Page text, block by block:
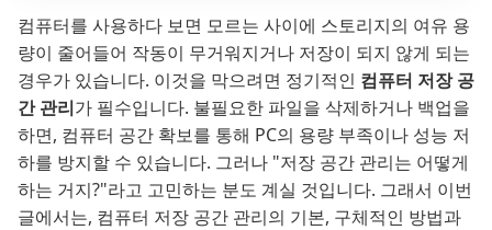
컴퓨터를 사용하다 보면 모르는 사이에 스토리지의 여유 용
량이 줄어들어 작동이 무거워지거나 저장이 되지 않게 되는
경우가 있습니다. 이것을 막으려면 정기적인 컴퓨터 저장 공
간 관리가 필수입니다. 불필요한 파일을 삭제하거나 백업을
하면, 컴퓨터 공간 확보를 통해 PC의 용량 부족이나 성능 저
하를 방지할 수 있습니다. 그러나 "저장 공간 관리는 어떻게
하는 거지?"라고 고민하는 분도 계실 것입니다. 그래서 이번
글에서는, 컴퓨터 저장 공간 관리의 기본, 구체적인 방법과